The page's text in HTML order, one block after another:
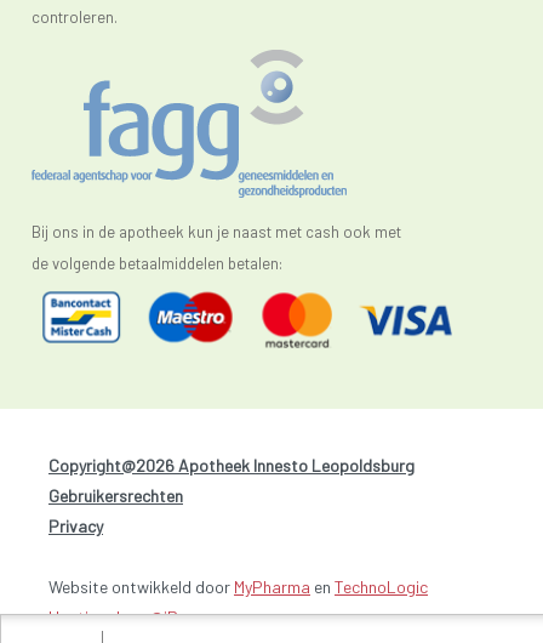
controleren.
Bij ons in de apotheek kun je naast met cash ook met
de volgende betaalmiddelen betalen:
Copyright@2026 Apotheek Innesto Leopoldsburg
Gebruikersrechten
Privacy
Website ontwikkeld door MyPharma en TechnoLogic
Hosting door @iPower